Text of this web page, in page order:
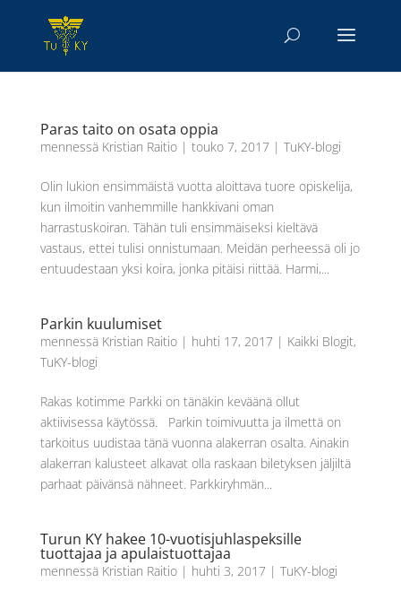
Paras taito on osata oppia
mennessä Kristian Raitio| touko 7, 2017| TuKY-blogi
Olin lukion ensimmäistä vuotta aloittava tuore opiskelija,
kun ilmoitin vanhemmille hankkivani oman
harrastuskoiran. Tähän tuli ensimmäiseksi kieltävä
vastaus, ettei tulisi onnistumaan. Meidän perheessä oli jo
entuudestaan yksi koira, jonka pitäisi riittää. Harmi,...
Parkin kuulumiset
mennessä Kristian Raitio| huhti 17, 2017| Kaikki Blogit,
TuKY-blogi
Rakas kotimme Parkki on tänäkin keväänä ollut
aktiivisessa käytössä. Parkin toimivuutta ja ilmettä on
tarkoitus uudistaa tänä vuonna alakerran osalta. Ainakin
alakerran kalusteet alkavat olla raskaan biletyksen jäljiltä
parhaat päivänsä nähneet. Parkkiryhmän...
Turun KY hakee 10-vuotisjuhlaspeksille
tuottajaa ja apulaistuottajaa
mennessä Kristian Raitio| huhti 3, 2017| TuKY-blogi